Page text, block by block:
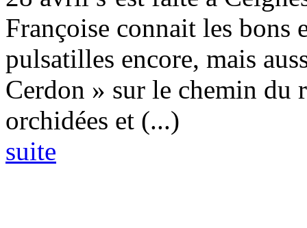
Françoise connait les
pulsatilles encore, mais
Cerdon » sur le chemin du
orchidées et (...)
suite